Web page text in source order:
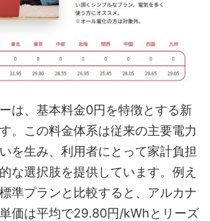
は、基本料金0円を特徴とする新
。この料金体系は従来の主要電力
を生み、利用者にとって家計負担
な選択肢を提供しています。例え
準プランと比較すると、アルカナ
価は平均で29.80円/kWhとリーズ